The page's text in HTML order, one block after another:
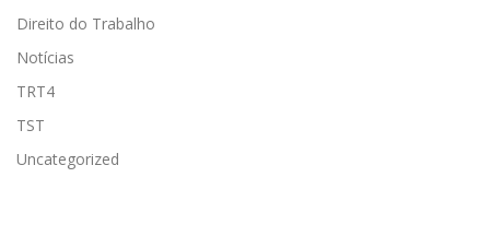
Direito do Trabalho
Notícias
TRT4
TST
Uncategorized